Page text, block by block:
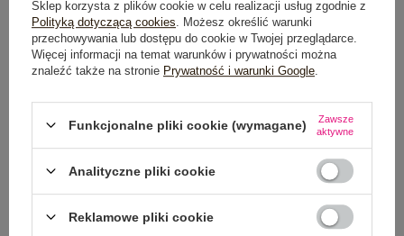
OPINIE O PRODUKCIE (0)
ZWROTY I REKLAMACJE
OSTATNIO OGLĄDANE
Zobacz wszystko
Sklep korzysta z plików cookie w celu realizacji usług zgodnie z
Polityką dotyczącą cookies . Możesz określić warunki
przechowywania lub dostępu do cookie w Twojej przeglądarce.
Więcej informacji na temat warunków i prywatności można
znaleźć także na stronie Prywatność i warunki Google
Funkcjonalne pliki cookie (wymagane)
Zawsze
aktywne
Analityczne pliki cookie
Reklamowe pliki cookie